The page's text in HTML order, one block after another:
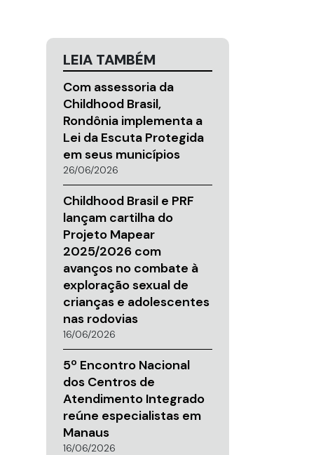
LEIA TAMBÉM
Com assessoria da
Childhood Brasil,
Rondônia implementa a
Lei da Escuta Protegida
em seus municípios
26/06/2026
Childhood Brasil e PRF
lançam cartilha do
Projeto Mapear
2025/2026 com
avanços no combate à
exploração sexual de
crianças e adolescentes
nas rodovias
16/06/2026
5º Encontro Nacional
dos Centros de
Atendimento Integrado
reúne especialistas em
Manaus
16/06/2026